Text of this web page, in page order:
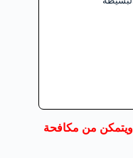
ويتمكن من مكافحة